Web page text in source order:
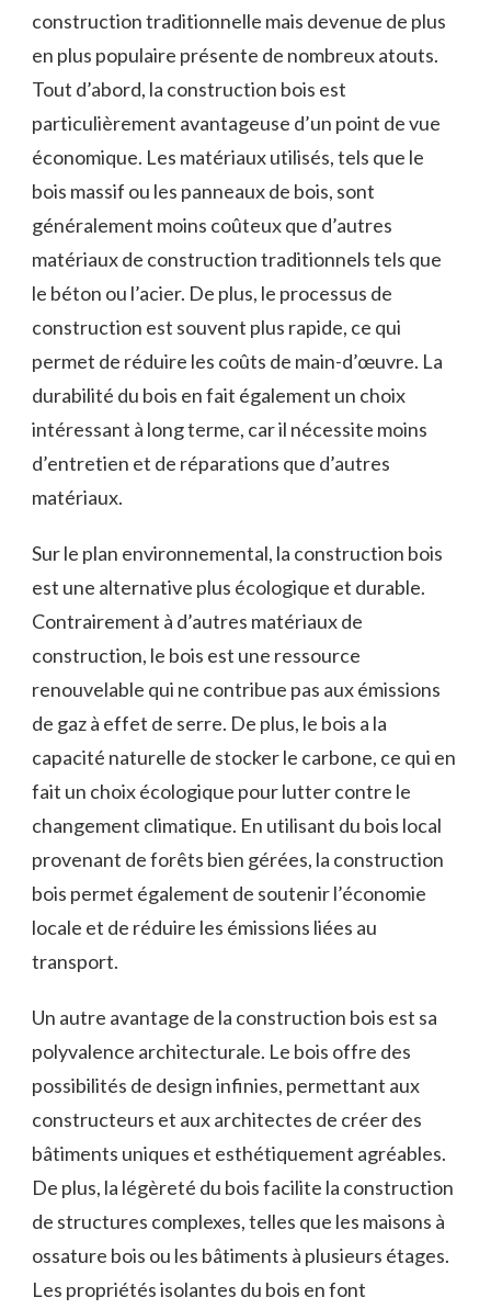
construction traditionnelle mais ⁢devenue de plus
en plus populaire présente de nombreux atouts. ⁤
Tout d’abord, la construction bois est
particulièrement avantageuse d’un point de vue
économique. Les matériaux utilisés, tels que ⁢le
bois massif ou ‍les panneaux de bois, sont
généralement moins coûteux que‌ d’autres
matériaux de construction traditionnels tels⁢ que
le béton ou ⁢l’acier. De ⁣plus, le processus de
construction est souvent plus rapide, ce qui
permet de réduire les ​coûts de main-d’œuvre. La
durabilité du bois en fait ⁣également un choix
intéressant à‌ long terme, car il‍ nécessite moins
‍d’entretien et de ⁢réparations que d’autres
matériaux.
Sur le plan environnemental, la construction‍ bois
est une alternative plus écologique et durable.
Contrairement à d’autres matériaux de
construction, le bois⁢ est une ressource
renouvelable qui ne contribue pas ⁣aux émissions
de​ gaz à effet de⁢ serre. De plus, ‌le bois a la
capacité naturelle de stocker⁣ le carbone, ce ​qui en
fait un choix écologique pour lutter contre le
changement climatique. En ​utilisant du bois local
⁤provenant de forêts bien gérées, la construction
‍bois permet également de soutenir l’économie
locale et⁢ de réduire les émissions liées au
transport.
Un autre ⁤avantage de la construction bois est sa
polyvalence architecturale. Le bois offre ​des
possibilités de design infinies, permettant aux
constructeurs et aux architectes de créer des
bâtiments uniques et ⁣esthétiquement agréables.
De⁤ plus, la ‌légèreté du bois facilite la construction
de structures complexes, telles que les maisons à
ossature bois ou les bâtiments à plusieurs étages.​
Les propriétés isolantes du bois en font